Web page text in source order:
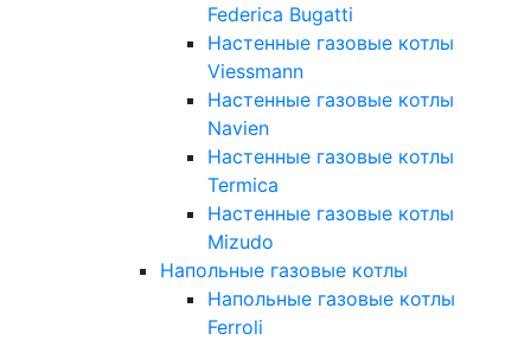
Federica Bugatti
Настенные газовые котлы
Viessmann
Настенные газовые котлы
Navien
Настенные газовые котлы
Termica
Настенные газовые котлы
Mizudo
Напольные газовые котлы
Напольные газовые котлы
Ferroli